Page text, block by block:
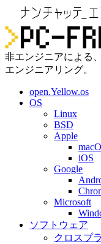
非エンジニアによる
エンジニアリング。
open.Yellow.os
OS
Linux
BSD
Apple
iOS
Google
Microsoft
ソフトウェア
クロスプ